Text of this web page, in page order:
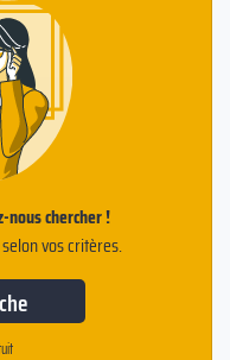
nous chercher !
vos critères.